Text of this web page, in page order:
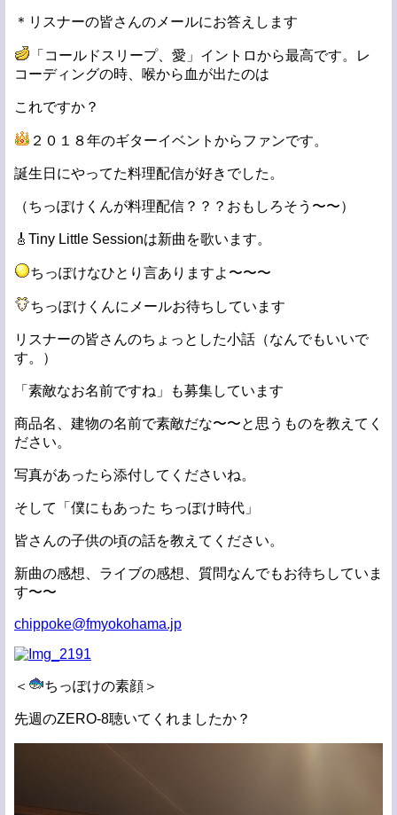
＊リスナーの皆さんのメールにお答えします
「コールドスリープ、愛」イントロから最高です。レ
コーディングの時、喉から血が出たのは
これですか？
２０１８年のギターイベントからファンです。
誕生日にやってた料理配信が好きでした。
（ちっぽけくんが料理配信？？？おもしろそう〜〜）
🎸Tiny Little Sessionは新曲を歌います。
ちっぽけなひとり言ありますよ〜〜〜
ちっぽけくんにメールお待ちしています
リスナーの皆さんのちょっとした小話（なんでもいいで
す。）
「素敵なお名前ですね」も募集しています
商品名、建物の名前で素敵だな〜〜と思うものを教えてく
ださい。
写真があったら添付してくださいね。
そして「僕にもあった ちっぽけ時代」
皆さんの子供の頃の話を教えてください。
新曲の感想、ライブの感想、質問なんでもお待ちしていま
す〜〜
chippoke@fmyokohama.jp
＜ ちっぽけの素顔＞
先週のZERO-8聴いてくれましたか？